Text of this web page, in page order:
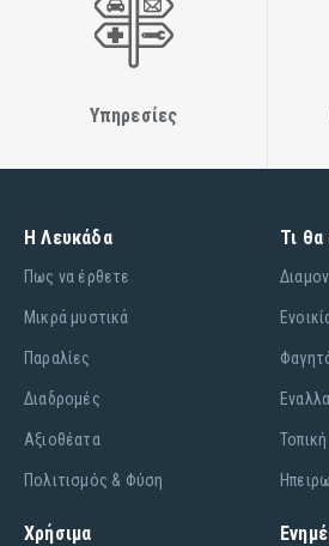
Υπηρεσίες
Η Λευκάδα
Πως να έρθετε
Μικρά μυστικά
Παραλίες
Διαδρομές
Αξιοθέατα
Πολιτισμός & Φύση
Τι θα
Χρήσιμα